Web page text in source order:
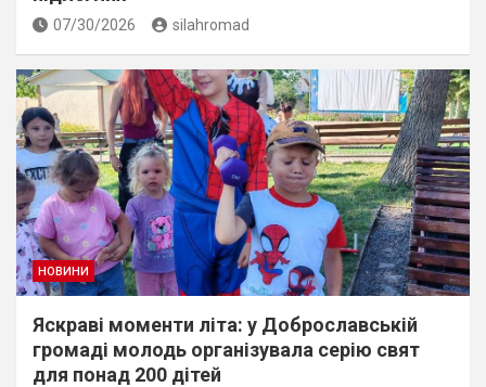
07/30/2026 silahromad
НОВИНИ
Яскраві моменти літа: у Доброславській
громаді молодь організувала серію свят
для понад 200 дітей